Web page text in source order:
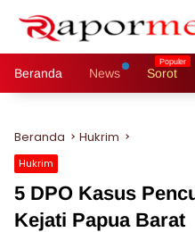
Beranda News Sorot
Beranda Hukrim
Hukrim
5 DPO Kasus
Kejati Papua Barat